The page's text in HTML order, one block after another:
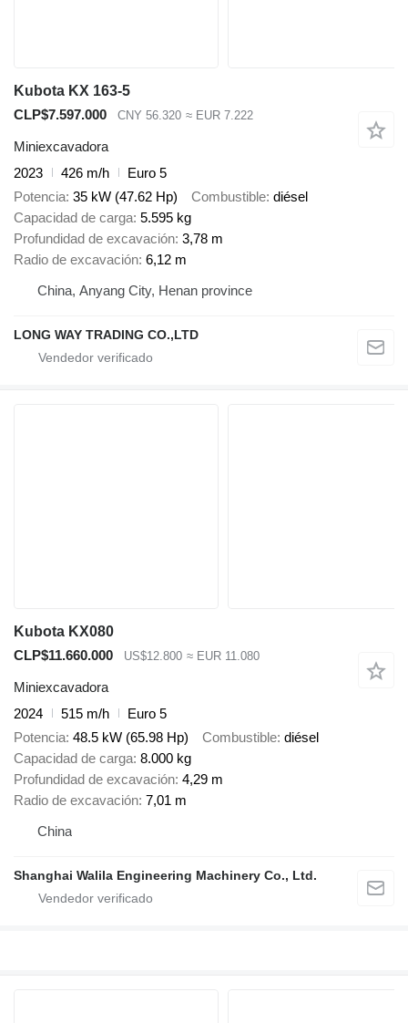
Kubota KX 163-5
CLP$7.597.000
CNY 56.320 ≈ EUR 7.222
Miniexcavadora
2023
426 m/h
Euro 5
Potencia 35 kW (47.62 Hp) Combustible diésel
Capacidad de carga 5.595 kg
Profundidad de excavación 3,78 m
Radio de excavación 6,12 m
China, Anyang City, Henan province
LONG WAY TRADING CO.,LTD
Kubota KX080
CLP$11.660.000
US$12.800 ≈ EUR 11.080
Miniexcavadora
2024
515 m/h
Euro 5
Potencia 48.5 kW (65.98 Hp) Combustible diésel
Capacidad de carga 8.000 kg
Profundidad de excavación 4,29 m
Radio de excavación 7,01 m
China
Shanghai Walila Engineering Machinery Co., Ltd.